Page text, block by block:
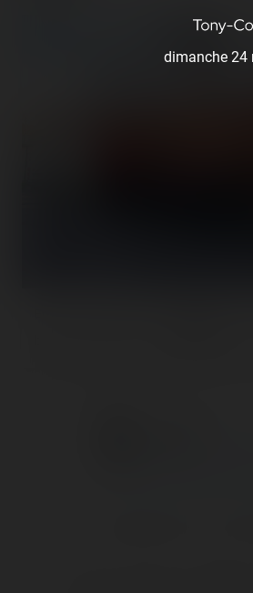
dimanche 24